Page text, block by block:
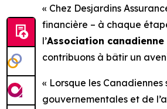
« Chez Desjardins
financière – à chaque
l’Association canadienne
contribuons à bâtir un
« Lorsque les
gouvernementales et de